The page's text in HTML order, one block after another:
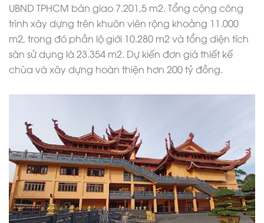
UBND TPHCM bàn giao 7.201,5 m2. Tổng cộng công
trình xây dựng trên khuôn viên rộng khoảng 11.000
m2, trong đó phần lộ giới 10.280 m2 và tổng diện tích
sàn sử dụng là 23.354 m2. Dự kiến đơn giá thiết kế
chùa và xây dựng hoàn thiện hơn 200 tỷ đồng.